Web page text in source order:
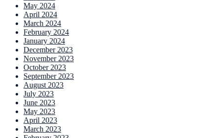
May 2024
April 2024
March 2024
February 2024
January 2024
December 2023
November 2023
October 2023
September 2023
August 2023
July 2023
June 2023
May 2023
April 2023
March 2023